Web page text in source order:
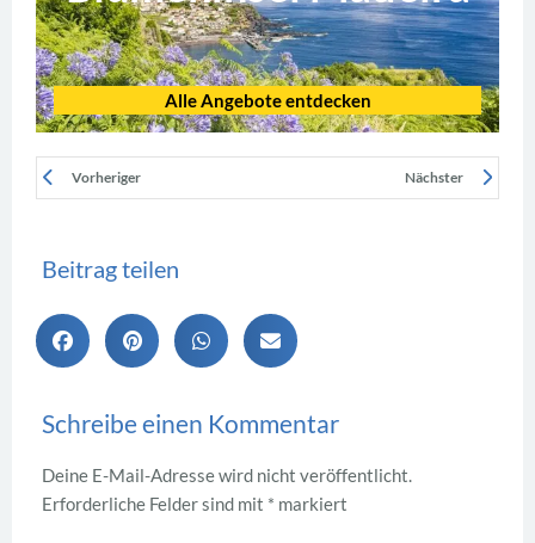
Alle Angebote entdecken
Vorheriger Nächster
Beitrag teilen
Schreibe einen Kommentar
Deine E-Mail-Adresse wird nicht veröffentlicht.
Erforderliche Felder sind mit * markiert